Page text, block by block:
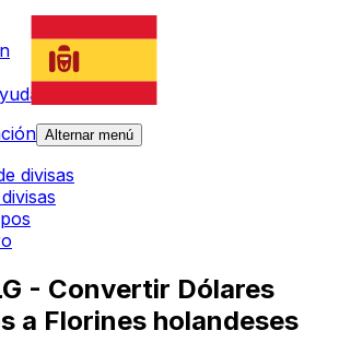
Alternar menú
divisas
- Convertir Dólares
a Florines holandeses